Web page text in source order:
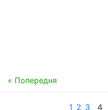
« Попередня
1 2 3 4